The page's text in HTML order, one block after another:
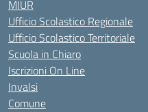
MIUR
Ufficio Scolastico Regionale
Ufficio Scolastico Territoriale
Scuola in Chiaro
Iscrizioni On Line
Invalsi
Comune